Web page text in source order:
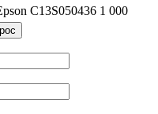
C13S050436 1 000